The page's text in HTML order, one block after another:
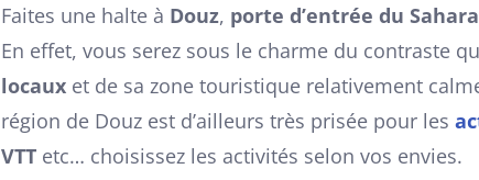
Faites une halte à Douz, porte d’entrée du Sahara
En effet, vous serez sous le charme du contraste
locaux et de sa zone touristique relativement
région de Douz est d’ailleurs très prisée pour les
VTT etc… choisissez les activités selon vos envies.